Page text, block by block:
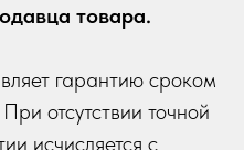
товара.
гарантию сроком
отсутствии точной
исчисляется с